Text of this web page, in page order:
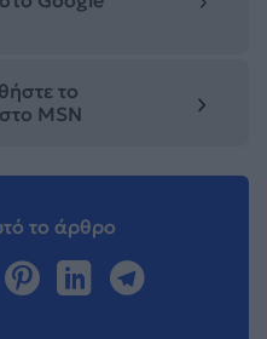
το
MSN
το άρθρο